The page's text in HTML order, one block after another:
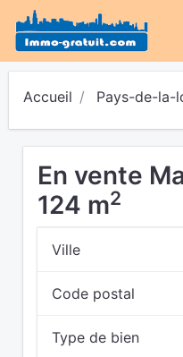
Accueil Pays-de-la-
En vente
124 m2
Ville
Code postal
Type de bien